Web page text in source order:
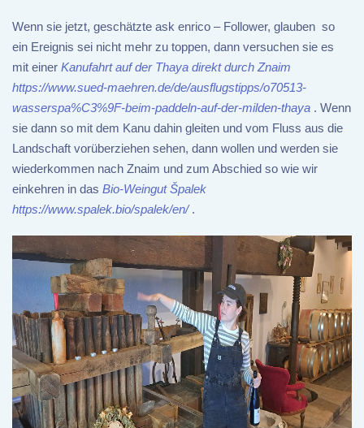
Wenn sie jetzt, geschätzte ask enrico – Follower, glauben so
ein Ereignis sei nicht mehr zu toppen, dann versuchen sie es
mit einer Kanufahrt auf der Thaya direkt durch Znaim
https://www.sued-maehren.de/de/ausflugstipps/o70513-
wasserspa%C3%9F-beim-paddeln-auf-der-milden-thaya . Wenn
sie dann so mit dem Kanu dahin gleiten und vom Fluss aus die
Landschaft vorüberziehen sehen, dann wollen und werden sie
wiederkommen nach Znaim und zum Abschied so wie wir
einkehren in das Bio-Weingut Špalek
https://www.spalek.bio/spalek/en/.